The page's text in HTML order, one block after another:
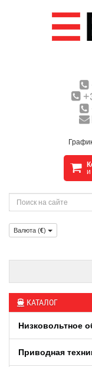
и
Валюта (€)
КАТАЛОГ
Низковольтное
Приводная